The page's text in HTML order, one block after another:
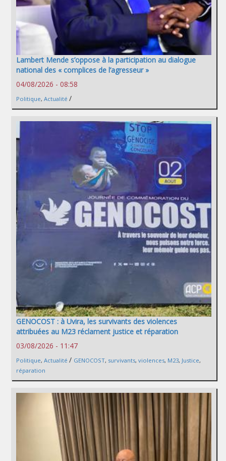
Lambert Mende s’oppose à la participation au dialogue
national des « complices de l’agresseur »
04/08/2026 - 08:58
Politique, Actualité /
GENOCOST : à Uvira, les survivants des violences
attribuées au M23 réclament justice et réparation
03/08/2026 - 11:47
Politique, Actualité / GENOCOST, survivants, violences, M23, Justice,
réparation